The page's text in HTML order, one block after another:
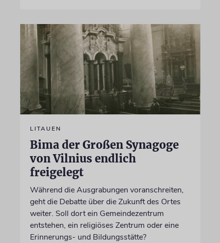
LITAUEN
Bima der Großen Synagoge
von Vilnius endlich
freigelegt
Während die Ausgrabungen voranschreiten,
geht die Debatte über die Zukunft des Ortes
weiter. Soll dort ein Gemeindezentrum
entstehen, ein religiöses Zentrum oder eine
Erinnerungs- und Bildungsstätte?